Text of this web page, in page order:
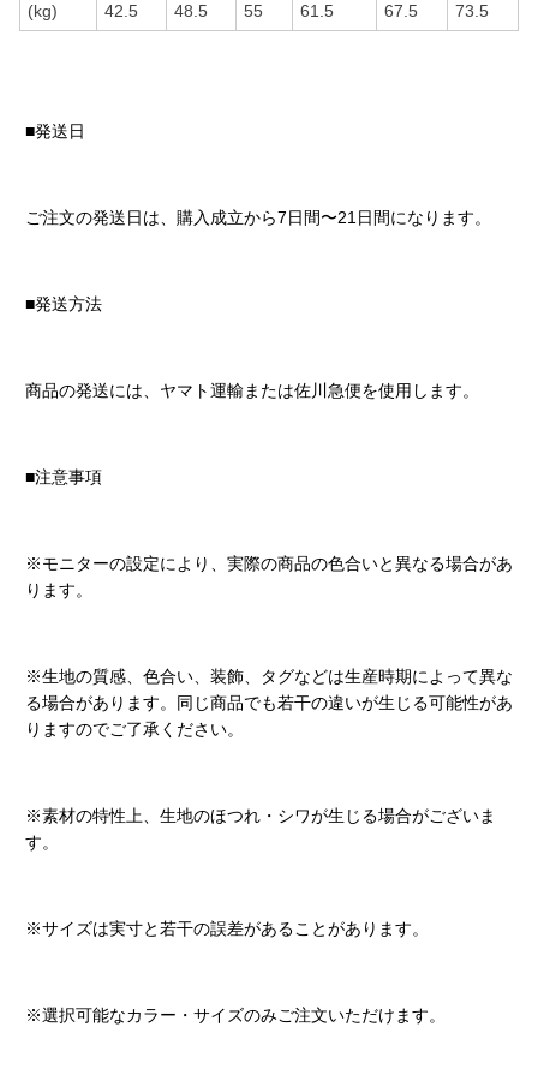
(kg)
42.5
48.5
55
61.5
67.5
73.5
■発送日
ご注文の発送日は、購入成立から7日間〜21日間になります。
■発送方法
商品の発送には、ヤマト運輸または佐川急便を使用します。
■注意事項
※モニターの設定により、実際の商品の色合いと異なる場合があ
ります。
※生地の質感、色合い、装飾、タグなどは生産時期によって異な
る場合があります。同じ商品でも若干の違いが生じる可能性があ
りますのでご了承ください。
※素材の特性上、生地のほつれ・シワが生じる場合がございま
す。
※サイズは実寸と若干の誤差があることがあります。
※選択可能なカラー・サイズのみご注文いただけます。